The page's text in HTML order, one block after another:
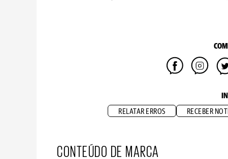
RELATAR ERROS RECEBER
CONTEÚDO DE MARCA